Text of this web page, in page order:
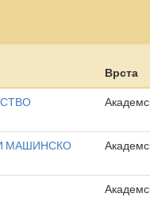
Врста
МАШИНСКО